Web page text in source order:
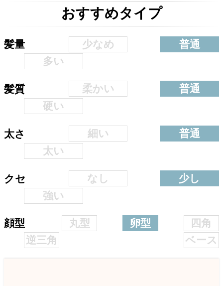
おすすめタイプ
髪量 少なめ
普通
多い
髪質 柔かい
普通
硬い
太さ 細い
普通
太い
クセ なし
少し
強い
顔型 丸型 卵型
四角
逆三角
ベース